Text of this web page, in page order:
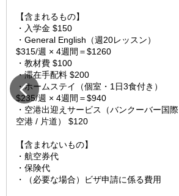
【含まれるもの】
・入学金 $150
・General English（週20レッスン）
$315/週 × 4週間＝$1260
・教材費 $100
・滞在手配料 $200
・ホームステイ（個室・1日3食付き）
$235/週 × 4週間＝$940
・空港出迎えサービス（バンクーバー国際
空港 / 片道） $120
【含まれないもの】
・航空券代
・保険代
・（必要な場合）ビザ申請に係る費用